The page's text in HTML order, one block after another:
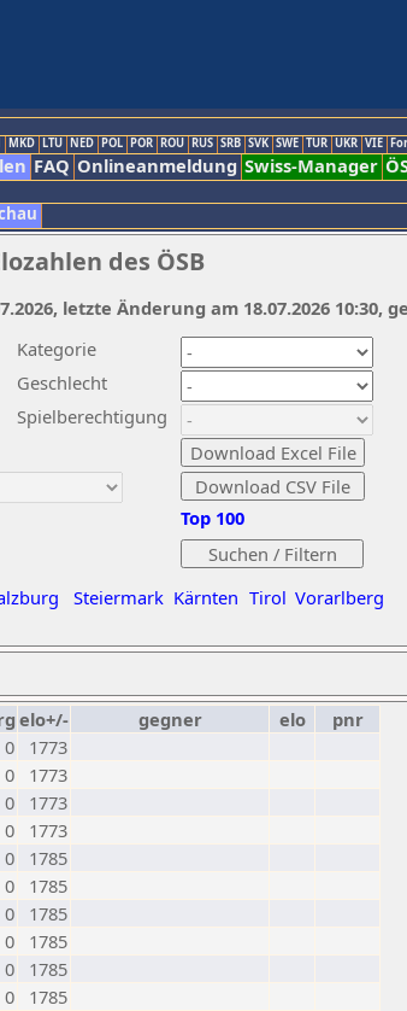
MKD LTU NED POL POR ROU RUS SRB SVK SWE TUR UKR VIE
FAQ Onlineanmeldung Swiss-Manager
des ÖSB
Kategorie
Geschlecht
Spielberechtigung
Steiermark Kärnten Tirol Vorarlberg
Top 100
letzte Änderung am 18.07.2026 10:30,
elo+/- gegner elo
pnr
0
1773
0
1773
0
1773
0
1773
0
1785
0
1785
0
1785
0
1785
0
1785
0
1785